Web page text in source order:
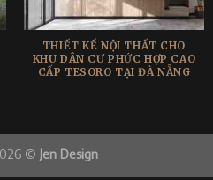
THIẾT KẾ NỘI THẤT CHO
KHU DÂN CƯ PHỨC HỢP CAO
CẤP TESORO TẠI ĐÀ NẴNG
© Jen Design